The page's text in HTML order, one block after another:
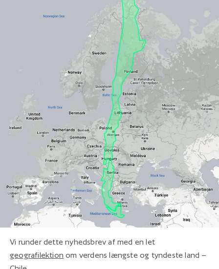
Vi runder dette nyhedsbrev af med en let
geografilektion om verdens længste og tyndeste land –